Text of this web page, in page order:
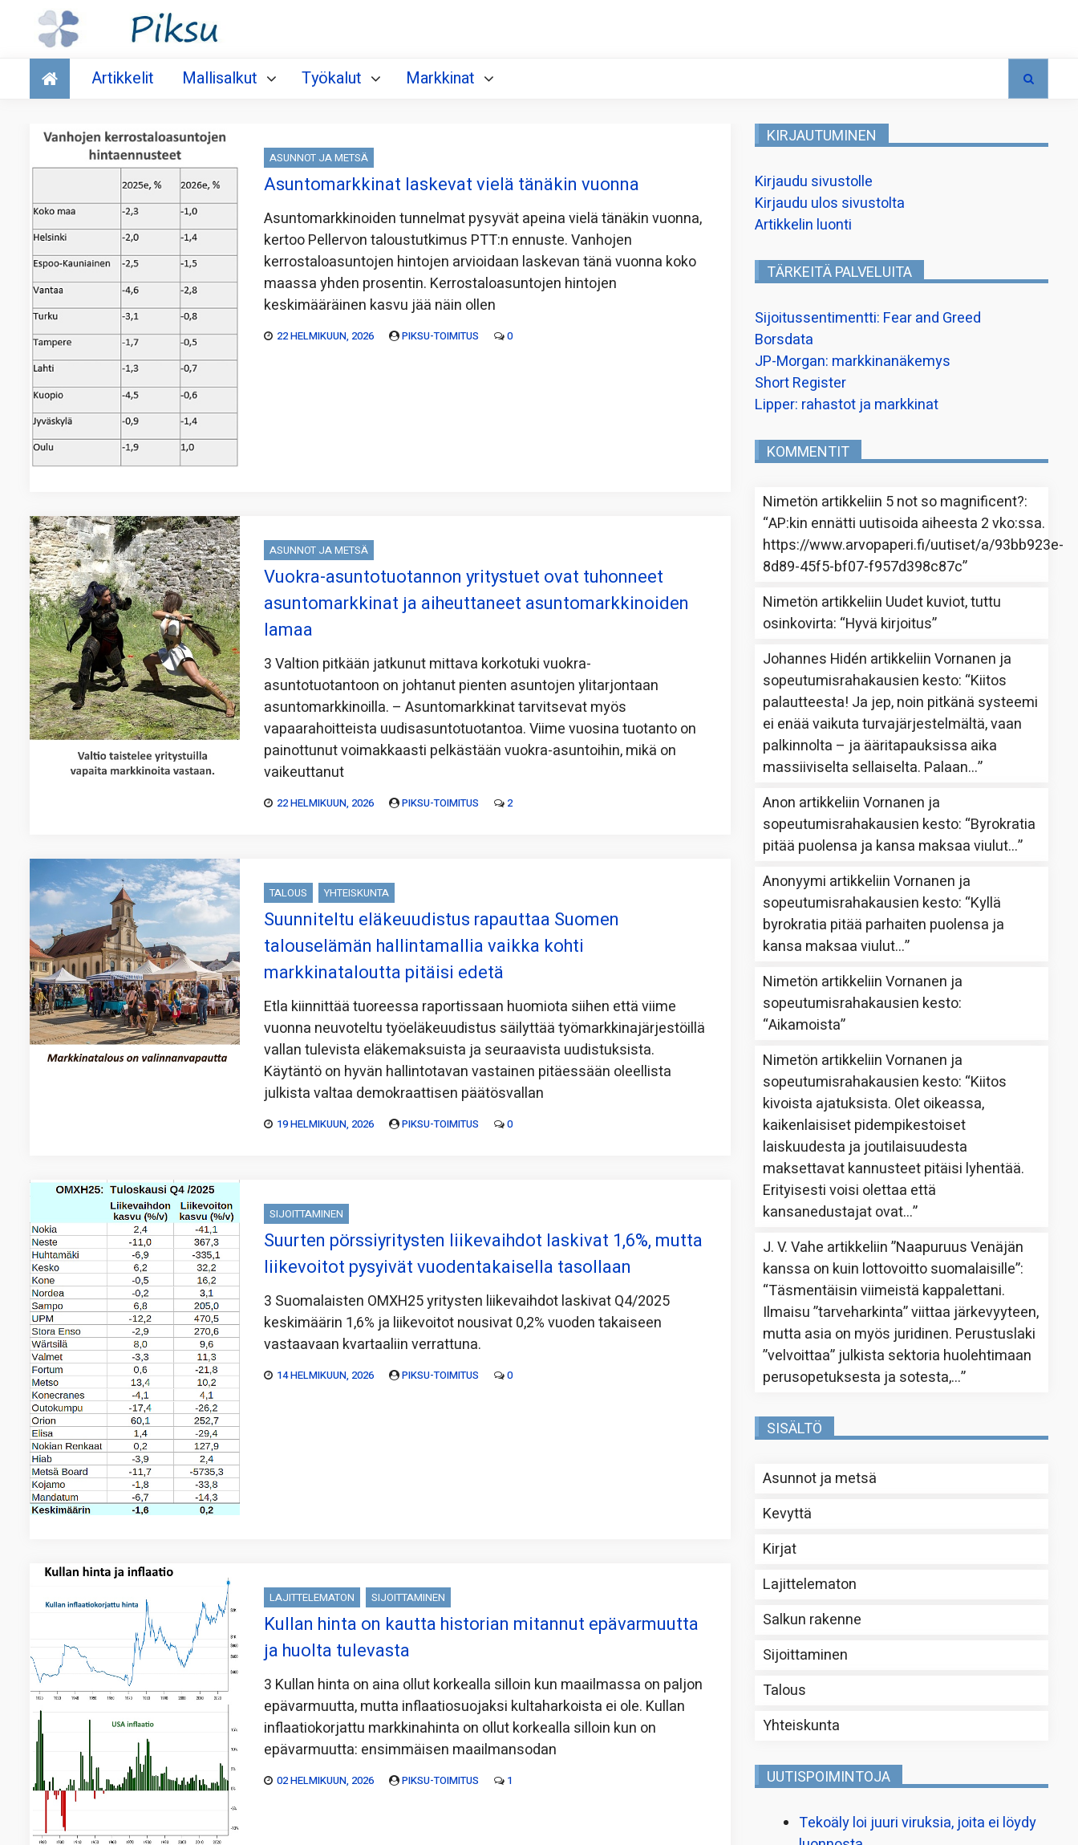
Talous
Artikkelit Mallisalkut Työkalut Markkinat
ASUNNOT JA METSÄ
Asuntomarkkinat laskevat vielä tänäkin vuonna
Asuntomarkkinoiden tunnelmat pysyvät apeina vielä tänäkin vuonna,
kertoo Pellervon taloustutkimus PTT:n ennuste. Vanhojen
kerrostaloasuntojen hintojen arvioidaan laskevan tänä vuonna koko
maassa yhden prosentin. Kerrostaloasuntojen hintojen
keskimääräinen kasvu jää näin ollen
22 HELMIKUUN, 2026 PIKSU-TOIMITUS 0
ASUNNOT JA METSÄ
Vuokra-asuntotuotannon yritystuet ovat tuhonneet
asuntomarkkinat ja aiheuttaneet asuntomarkkinoiden
lamaa
3 Valtion pitkään jatkunut mittava korkotuki vuokra-
asuntotuotantoon on johtanut pienten asuntojen ylitarjontaan
asuntomarkkinoilla. – Asuntomarkkinat tarvitsevat myös
vapaarahoitteista uudisasuntotuotantoa. Viime vuosina tuotanto on
painottunut voimakkaasti pelkästään vuokra-asuntoihin, mikä on
vaikeuttanut
22 HELMIKUUN, 2026 PIKSU-TOIMITUS 2
TALOUS YHTEISKUNTA
Suunniteltu eläkeuudistus rapauttaa Suomen
talouselämän hallintamallia vaikka kohti
markkinataloutta pitäisi edetä
Etla kiinnittää tuoreessa raportissaan huomiota siihen että viime
vuonna neuvoteltu työeläkeuudistus säilyttää työmarkkinajärjestöillä
vallan tulevista eläkemaksuista ja seuraavista uudistuksista.
Käytäntö on hyvän hallintotavan vastainen pitäessään oleellista
julkista valtaa demokraattisen päätösvallan
19 HELMIKUUN, 2026 PIKSU-TOIMITUS 0
SIJOITTAMINEN
Suurten pörssiyritysten liikevaihdot laskivat 1,6%, mutta
liikevoitot pysyivät vuodentakaisella tasollaan
3 Suomalaisten OMXH25 yritysten liikevaihdot laskivat Q4/2025
keskimäärin 1,6% ja liikevoitot nousivat 0,2% vuoden takaiseen
vastaavaan kvartaaliin verrattuna.
14 HELMIKUUN, 2026 PIKSU-TOIMITUS 0
LAJITTELEMATON SIJOITTAMINEN
Kullan hinta on kautta historian mitannut epävarmuutta
ja huolta tulevasta
3 Kullan hinta on aina ollut korkealla silloin kun maailmassa on paljon
epävarmuutta, mutta inflaatiosuojaksi kultaharkoista ei ole. Kullan
inflaatiokorjattu markkinahinta on ollut korkealla silloin kun on
epävarmuutta: ensimmäisen maailmansodan
02 HELMIKUUN, 2026 PIKSU-TOIMITUS 1
KIRJAUTUMINEN
Kirjaudu sivustolle
Kirjaudu ulos sivustolta
Artikkelin luonti
TÄRKEITÄ PALVELUITA
Sijoitussentimentti: Fear and Greed
Borsdata
JP-Morgan: markkinanäkemys
Short Register
Lipper: rahastot ja markkinat
KOMMENTIT
Nimetön artikkeliin 5 not so magnificent?:
“AP:kin ennätti uutisoida aiheesta 2 vko:ssa.
https://www.arvopaperi.fi/uutiset/a/93bb923e-
8d89-45f5-bf07-f957d398c87c”
Nimetön artikkeliin Uudet kuviot, tuttu
osinkovirta: “Hyvä kirjoitus”
Johannes Hidén artikkeliinVornanen ja
sopeutumisrahakausien kesto: “Kiitos
palautteesta! Ja jep, noin pitkänä systeemi
ei enää vaikuta turvajärjestelmältä, vaan
palkinnolta – ja ääritapauksissa aika
massiiviselta sellaiselta. Palaan…”
Anon artikkeliinVornanen ja
sopeutumisrahakausien kesto: “Byrokratia
pitää puolensa ja kansa maksaa viulut…”
Anonyymi artikkeliinVornanen ja
sopeutumisrahakausien kesto: “Kyllä
byrokratia pitää parhaiten puolensa ja
kansa maksaa viulut…”
Nimetön artikkeliinVornanen ja
sopeutumisrahakausien kesto:
“Aikamoista”
Nimetön artikkeliinVornanen ja
sopeutumisrahakausien kesto: “Kiitos
kivoista ajatuksista. Olet oikeassa,
kaikenlaisiset pidempikestoiset
laiskuudesta ja joutilaisuudesta
maksettavat kannusteet pitäisi lyhentää.
Erityisesti voisi olettaa että
kansanedustajat ovat…”
J. V. Vahe artikkeliin”Naapuruus Venäjän
kanssa on kuin lottovoitto suomalaisille”:
“Täsmentäisin viimeistä kappalettani.
Ilmaisu ”tarveharkinta” viittaa järkevyyteen,
mutta asia on myös juridinen. Perustuslaki
”velvoittaa” julkista sektoria huolehtimaan
perusopetuksesta ja sotesta,…”
SISÄLTÖ
Asunnot ja metsä
Kevyttä
Kirjat
Lajittelematon
Salkun rakenne
Sijoittaminen
Talous
Yhteiskunta
UUTISPOIMINTOJA
Tekoäly loi juuri viruksia, joita ei löydy